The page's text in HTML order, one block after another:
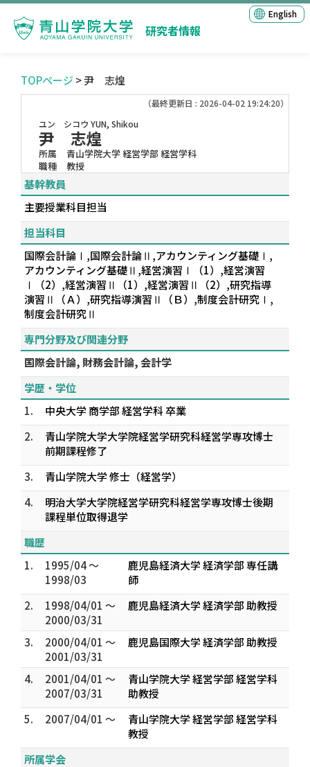
研究者情報
English
TOPページ > 尹 志煌
（最終更新日 : 2026-04-02 19:24:20）
ユン シコウ YUN, Shikou
尹 志煌
所属
青山学院大学 経営学部 経営学科
職種
教授
基幹教員
主要授業科目担当
担当科目
国際会計論Ⅰ,国際会計論Ⅱ,アカウンティング基礎Ⅰ,
アカウンティング基礎Ⅱ,経営演習Ⅰ（1）,経営演習
Ⅰ（2）,経営演習Ⅱ（1）,経営演習Ⅱ（2）,研究指導
演習Ⅱ（Ａ）,研究指導演習Ⅱ（Ｂ）,制度会計研究Ⅰ,
制度会計研究Ⅱ
専門分野及び関連分野
国際会計論, 財務会計論, 会計学
学歴・学位
1.
中央大学 商学部 経営学科 卒業
2.
青山学院大学大学院経営学研究科経営学専攻博士
前期課程修了
3.
青山学院大学 修士（経営学）
4.
明治大学大学院経営学研究科経営学専攻博士後期
課程単位取得退学
職歴
1.
1995/04 ～
1998/03
鹿児島経済大学 経済学部 専任講
師
2.
1998/04/01 ～
2000/03/31
鹿児島経済大学 経済学部 助教授
3.
2000/04/01 ～
2001/03/31
鹿児島国際大学 経済学部 助教授
4.
2001/04/01 ～
2007/03/31
青山学院大学 経営学部 経営学科
助教授
5.
2007/04/01 ～
青山学院大学 経営学部 経営学科
教授
所属学会